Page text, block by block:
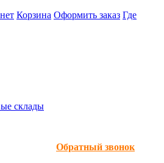
Корзина Оформить заказ Где
склады
Обратный звонок